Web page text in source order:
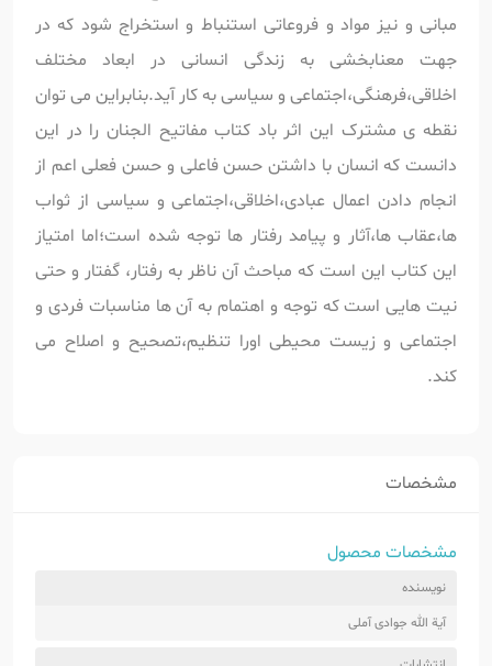
مبانی و نیز مواد و فروعاتی استنباط و استخراج شود که در
جهت معنابخشی به زندگی انسانی در ابعاد مختلف
اخلاقی،فرهنگی،اجتماعی و سیاسی به کار آید.بنابراین می توان
نقطه ی مشترک این اثر باد کتاب مفاتیح الجنان را در این
دانست که انسان با داشتن حسن فاعلی و حسن فعلی اعم از
انجام دادن اعمال عبادی،اخلاقی،اجتماعی و سیاسی از ثواب
ها،عقاب ها،آثار و پیامد رفتار ها توجه شده است؛اما امتیاز
این کتاب این است که مباحث آن ناظر به رفتار، گفتار و حتی
نیت هایی است که توجه و اهتمام به آن ها مناسبات فردی و
اجتماعی و زیست محیطی اورا تنظیم،تصحیح و اصلاح می
کند.
مشخصات
مشخصات محصول
نویسنده
آیة الله جوادی آملی